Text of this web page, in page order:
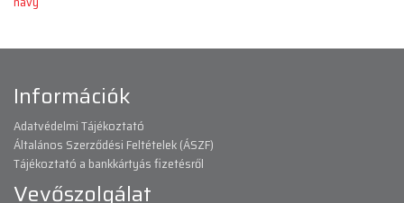
Információk
Adatvédelmi Tájékoztató
Általános Szerződési Feltételek (ÁSZF)
Tájékoztató a bankkártyás fizetésről
Vevőszolgálat